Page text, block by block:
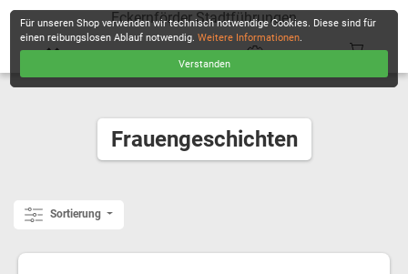
Eckernförder Stadtführungen
Frauengeschichten
Sortierung
Für unseren Shop verwenden wir technisch notwendige Cookies. Diese sind für
einen reibungslosen Ablauf notwendig.Weitere Informationen.
Verstanden